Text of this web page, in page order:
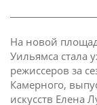
На новой
Уильямса стала
режиссеров за
Камерного,
искусств Елена